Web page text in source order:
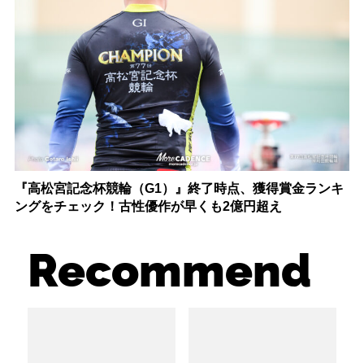
『高松宮記念杯競輪（G1）』終了時点、獲得賞金ランキ
ングをチェック！古性優作が早くも2億円超え
Recommend